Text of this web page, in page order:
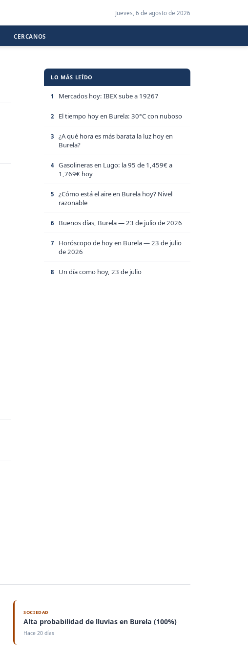
Jueves, 6 de agosto de 2026
CERCANOS
LO MÁS LEÍDO
1 Mercados hoy: IBEX sube a 19267
2 El tiempo hoy en Burela: 30°C con nuboso
3
¿A qué hora es más barata la luz hoy en
Burela?
4
Gasolineras en Lugo: la 95 de 1,459€ a
1,769€ hoy
5
¿Cómo está el aire en Burela hoy? Nivel
razonable
6 Buenos días, Burela — 23 de julio de 2026
7
Horóscopo de hoy en Burela — 23 de julio
de 2026
8 Un día como hoy, 23 de julio
SOCIEDAD
Alta probabilidad de lluvias en Burela (100%)
Hace 20 días